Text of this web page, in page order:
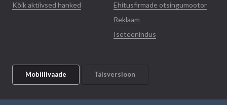
Kõik aktiivsed hanked
Ehitusfirmade otsingumootor
Reklaam
Iseteenindus
Mobiilivaade Täisversioon